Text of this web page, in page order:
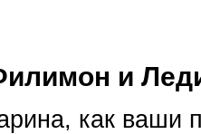
и
как ваши